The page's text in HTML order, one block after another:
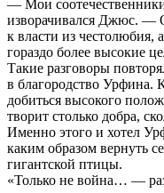
— Мои
изворачивался Джюс. —
к власти из честолюбия,
гораздо более высокие
Такие разговоры
в благородство Урфина.
добиться высокого
творит столько добра,
Именно этого и хотел
каким образом вернуть
гигантской птицы.
«Только не война… —